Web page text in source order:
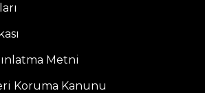
Metni
Koruma Kanunu